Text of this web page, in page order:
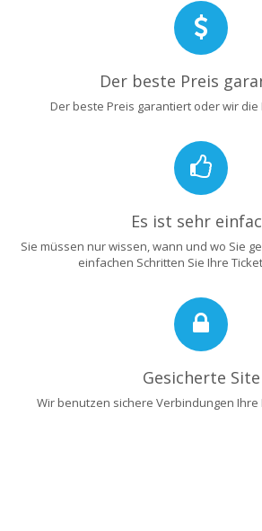
Der beste Preis
Der beste Preis garantiert oder wir
Es ist sehr
Sie müssen nur wissen, wann und wo Sie
einfachen Schritten Sie Ihre
Gesicherte Site
Wir benutzen sichere Verbindungen Ihre